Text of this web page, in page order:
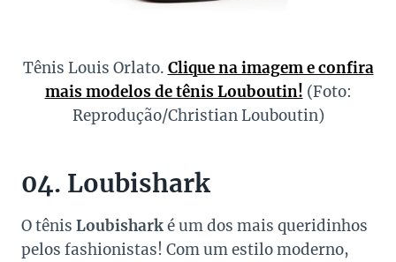
Tênis Louis Orlato. Clique na imagem e confira
mais modelos de tênis Louboutin! (Foto:
Reprodução/Christian Louboutin)
04. Loubishark
O tênis Loubisharké um dos mais queridinhos
pelos fashionistas! Com um estilo moderno,